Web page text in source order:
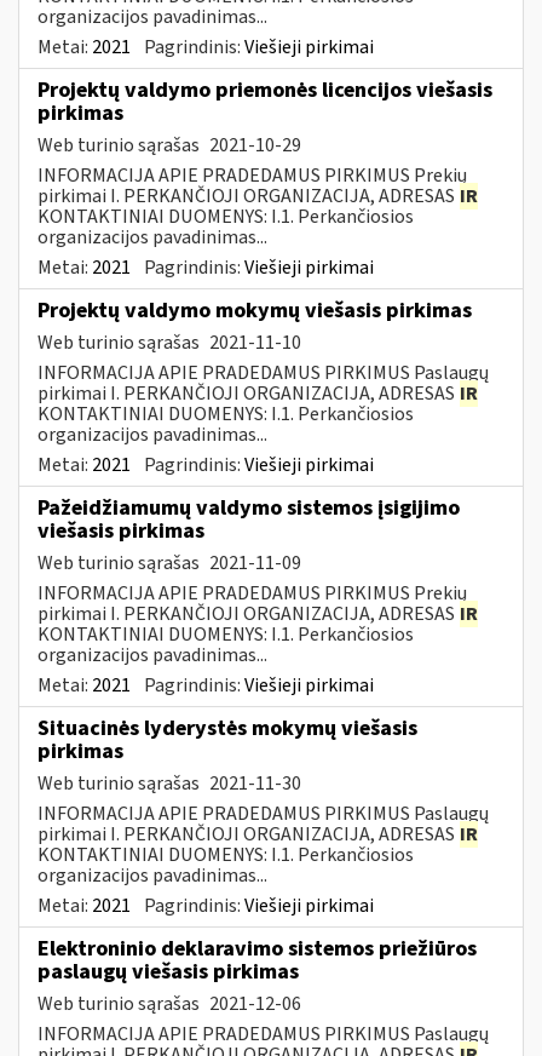
organizacijos pavadinimas...
Metai: 2021 Pagrindinis:Viešieji pirkimai
Projektų valdymo priemonės licencijos viešasis
pirkimas
Web turinio sąrašas 2021-10-29
INFORMACIJA APIE PRADEDAMUS PIRKIMUS Prekių
pirkimai I. PERKANČIOJI ORGANIZACIJA, ADRESAS IR
KONTAKTINIAI DUOMENYS: I.1. Perkančiosios
organizacijos pavadinimas...
Metai: 2021 Pagrindinis:Viešieji pirkimai
Projektų valdymo mokymų viešasis pirkimas
Web turinio sąrašas 2021-11-10
INFORMACIJA APIE PRADEDAMUS PIRKIMUS Paslaugų
pirkimai I. PERKANČIOJI ORGANIZACIJA, ADRESAS IR
KONTAKTINIAI DUOMENYS: I.1. Perkančiosios
organizacijos pavadinimas...
Metai: 2021 Pagrindinis:Viešieji pirkimai
Pažeidžiamumų valdymo sistemos įsigijimo
viešasis pirkimas
Web turinio sąrašas 2021-11-09
INFORMACIJA APIE PRADEDAMUS PIRKIMUS Prekių
pirkimai I. PERKANČIOJI ORGANIZACIJA, ADRESAS IR
KONTAKTINIAI DUOMENYS: I.1. Perkančiosios
organizacijos pavadinimas...
Metai: 2021 Pagrindinis:Viešieji pirkimai
Situacinės lyderystės mokymų viešasis
pirkimas
Web turinio sąrašas 2021-11-30
INFORMACIJA APIE PRADEDAMUS PIRKIMUS Paslaugų
pirkimai I. PERKANČIOJI ORGANIZACIJA, ADRESAS IR
KONTAKTINIAI DUOMENYS: I.1. Perkančiosios
organizacijos pavadinimas...
Metai: 2021 Pagrindinis:Viešieji pirkimai
Elektroninio deklaravimo sistemos priežiūros
paslaugų viešasis pirkimas
Web turinio sąrašas 2021-12-06
INFORMACIJA APIE PRADEDAMUS PIRKIMUS Paslaugų